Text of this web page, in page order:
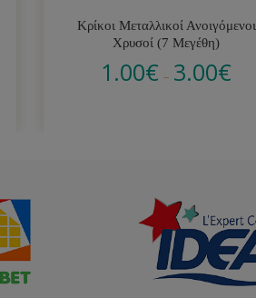
Κρίκοι Μεταλλικοί Ανοιγόμενοι
Χρυσοί (7 Μεγέθη)
1.00€ – 3.00€